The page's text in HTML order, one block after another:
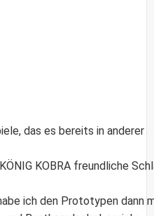
das es bereits in anderer
KOBRA freundliche
ich den Prototypen dann